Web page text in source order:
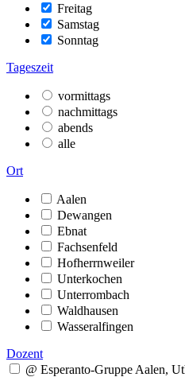
Freitag
Samstag
Sonntag
Tageszeit
vormittags
nachmittags
abends
alle
Ort
Aalen
Dewangen
Ebnat
Fachsenfeld
Hofherrnweiler
Unterkochen
Unterrombach
Waldhausen
Wasseralfingen
Dozent
@ Esperanto-Gruppe Aalen,